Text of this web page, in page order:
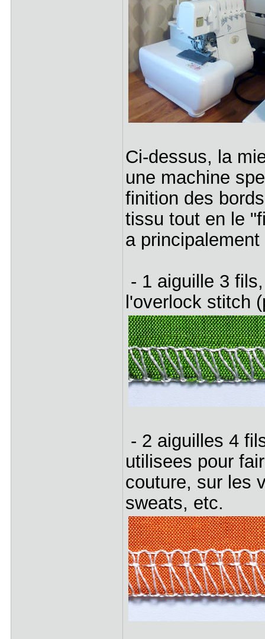
Ci-dessus, la
une machine
finition des
tissu tout en le
a
- 1 aiguille 3
l'overlock stitch
- 2 aiguilles 4
utilisees pour
couture, sur les
sweats, etc.